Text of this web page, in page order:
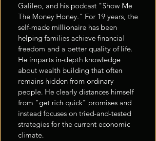
Galileo, and his podcast "Show Me
The Money Honey." For 19 years, the
self-made millionaire has been
helping families achieve financial
freedom and a better quality of life.
He imparts in-depth knowledge
about wealth building that often
remains hidden from ordinary
people. He clearly distances himself
from "get rich quick" promises and
instead focuses on tried-and-tested
strategies for the current economic
climate.